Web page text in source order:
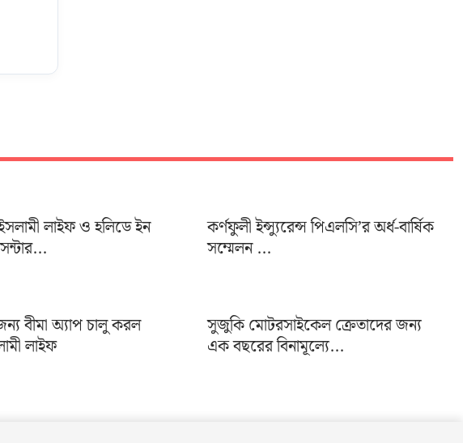
লাইফ ও হলিডে ইন
কর্ণফুলী ইন্স্যুরেন্স পিএলসি’র অর্ধ-বার্ষিক
সম্মেলন ...
বীমা অ্যাপ চালু করল
লাইফ
সুজুকি মোটরসাইকেল ক্রেতাদের জন্য
এক বছরের বিনামূল্যে...